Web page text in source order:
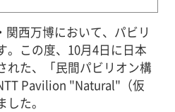
関西万博において、パビリ
。この度、10月4日に日本
れた、「民間パビリオン構
Pavilion "Natural"（仮
た。